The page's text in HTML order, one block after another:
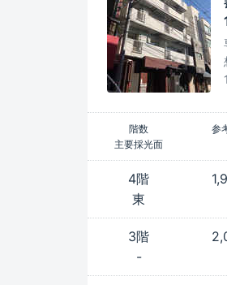
階数 参
主要採光面
4階
東
3階
-